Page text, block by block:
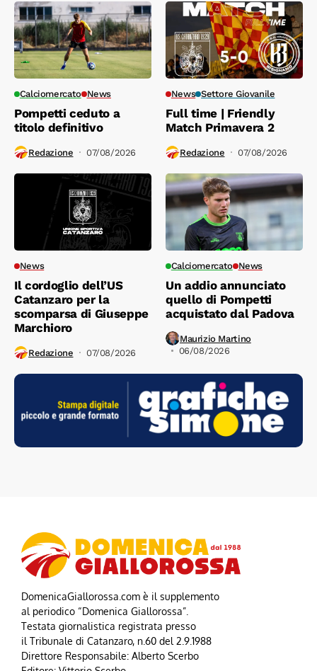
Calciomercato News
Pompetti ceduto a
titolo definitivo
Redazione 07/08/2026
News Settore Giovanile
Full time | Friendly
Match Primavera 2
Redazione 07/08/2026
News
Il cordoglio dell’US
Catanzaro per la
scomparsa di Giuseppe
Marchioro
Redazione 07/08/2026
Calciomercato News
Un addio annunciato
quello di Pompetti
acquistato dal Padova
Maurizio Martino
06/08/2026
DomenicaGiallorossa.com è il supplemento
al periodico “Domenica Giallorossa”.
Testata giornalistica registrata presso
il Tribunale di Catanzaro, n.60 del 2.9.1988
Direttore Responsabile: Alberto Scerbo